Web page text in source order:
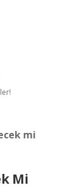
mi
Mi